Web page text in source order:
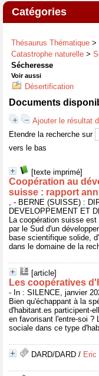
Catégories
Thésaurus Thématique >
Catastrophe naturelle >
Sécheresse
Voir aussi
Désertification
Documents
Ajouter le résultat
Etendre la recherche sur
vers le bas
[texte imprimé]
Coopération au
suisse : rapport
, - BERNE (SUISSE) :
DEVELOPPEMENT ET
La coopération suisse
par le Sud d'un
base scientifique solide,
dans le domaine de la
[article]
Les coopératives
- In : SILENCE, janvier
Bien qu'échappant à la
d'habitant.es participent-
en favorisant l'entre-soi ?
sociale dans ce type
DARD/DARD / Eric